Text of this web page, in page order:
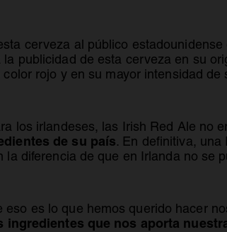
cerveza al público
la publicidad de esta cerveza en su
rojo y en su mayor intensidad
los irlandeses, las Irish Red Ale no
de su país. En definitiva,
la diferencia de que en Irlanda no se
eso es lo que hemos querido hacer
ingredientes que nos aporta